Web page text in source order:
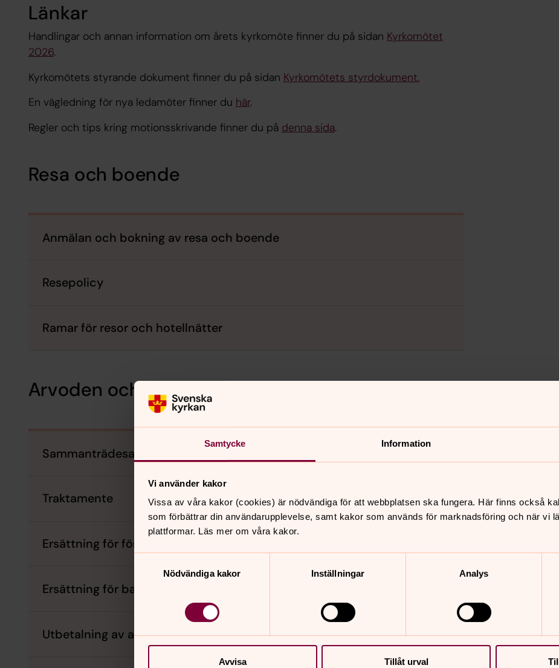
Samtycke Information
Vi använder kakor
Vissa av våra kakor (cookies) är nödvändiga för att webbplatsen ska fungera. Här finns också
som förbättrar din användarupplevelse, samt kakor som används för marknadsföring och när vi
plattformar. Läs mer om våra kakor.
Nödvändiga kakor
Inställningar Analys
Avvisa Tillåt urval
Länkar
Handlingar och annan information om årets kyrkomöte finner du på sidan Kyrkomötet
2026.
Kyrkomötets styrande dokument finner du på sidan Kyrkomötets styrdokument.
En vägledning för nya ledamöter finner du här.
Regler och tips kring motionsskrivande finner du på denna sida.
Resa och boende
Anmälan och bokning av resa och boende
Resepolicy
Ramar för resor och hotellnätter
Arvoden och ersättningar
Sammanträdesarvoden
Traktamente
Ersättning för förlorad arbetsförtjänst
Ersättning för barntillsyn under kyrkomötet
Utbetalning av arvoden och ersättningar